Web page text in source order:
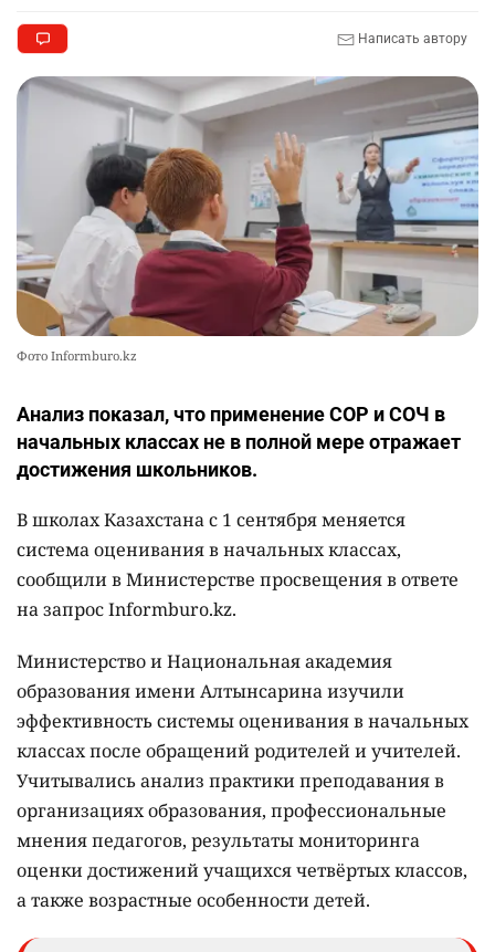
Написать автору
Фото Informburo.kz
Анализ показал, что применение СОР и СОЧ в
начальных классах не в полной мере отражает
достижения школьников.
В школах Казахстана с 1 сентября меняется
система оценивания в начальных классах,
сообщили в Министерстве просвещения в ответе
на запрос Informburo.kz.
Министерство и Национальная академия
образования имени Алтынсарина изучили
эффективность системы оценивания в начальных
классах после обращений родителей и учителей.
Учитывались анализ практики преподавания в
организациях образования, профессиональные
мнения педагогов, результаты мониторинга
оценки достижений учащихся четвёртых классов,
а также возрастные особенности детей.